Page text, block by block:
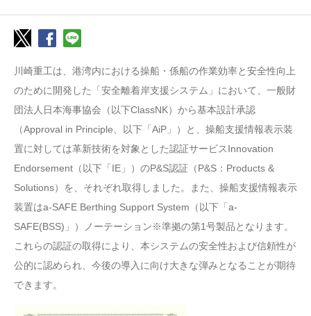
川崎重工は、港湾内における操船・係船の作業効率と安全性向上
のために開発した「安全離着岸支援システム」において、一般財
団法人日本海事協会（以下ClassNK）から基本設計承認
（Approval in Principle、以下「AiP」）と、操船支援情報表示装
置に対しては革新技術を対象とした認証サービスInnovation
Endorsement（以下「IE」）のP&S認証（P&S：Products &
Solutions）を、それぞれ取得しました。また、操船支援情報表示
装置はa-SAFE Berthing Support System（以下「a-
SAFE(BSS)」）ノーテーション※準拠の第1号製品となります。
これらの認証の取得により、本システムの安全性および信頼性が
公的に認められ、今後の導入に向け大きな弾みとなることが期待
できます。